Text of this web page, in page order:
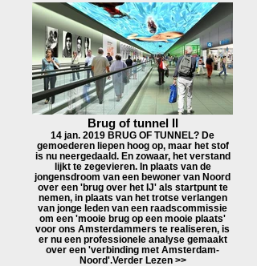
Brug of tunnel II
14 jan. 2019 BRUG OF TUNNEL? De
gemoederen liepen hoog op, maar het stof
is nu neergedaald. En zowaar, het verstand
lijkt te zegevieren. In plaats van de
jongensdroom van een bewoner van Noord
over een 'brug over het IJ' als startpunt te
nemen, in plaats van het trotse verlangen
van jonge leden van een raadscommissie
om een 'mooie brug op een mooie plaats'
voor ons Amsterdammers te realiseren, is
er nu een professionele analyse gemaakt
over een 'verbinding met Amsterdam-
Noord'. ​ Verder Lezen >>